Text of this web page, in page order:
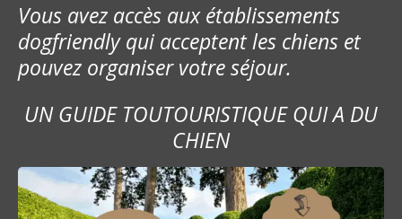
Vous avez accès aux établissements
dogfriendly qui acceptent les chiens et
pouvez organiser votre séjour.
UN GUIDE TOUTOURISTIQUE QUI A DU
CHIEN